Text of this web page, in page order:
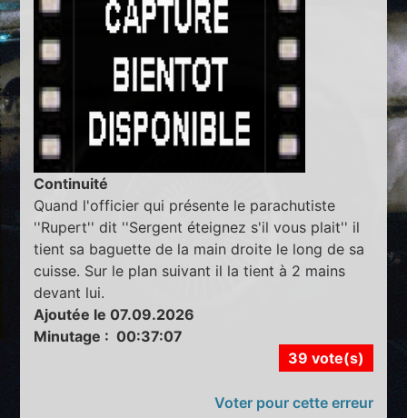
Continuité
Quand l'officier qui présente le parachutiste
''Rupert'' dit ''Sergent éteignez s'il vous plait'' il
tient sa baguette de la main droite le long de sa
cuisse. Sur le plan suivant il la tient à 2 mains
devant lui.
Ajoutée le 07.09.2026
Minutage : 00:37:07
39 vote(s)
Voter pour cette erreur